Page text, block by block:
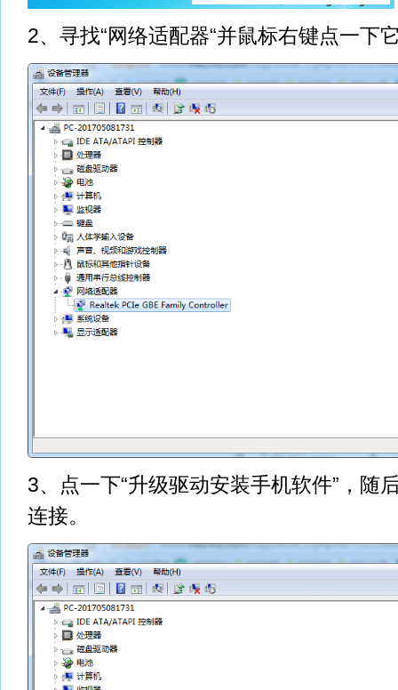
2、寻找“网络适配器“并鼠标右键点一下
3、点一下“升级驱动安装手机软件”，随
连接。